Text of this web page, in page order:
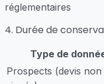
réglementaires
4. Durée de
Type de
Prospects (devis non